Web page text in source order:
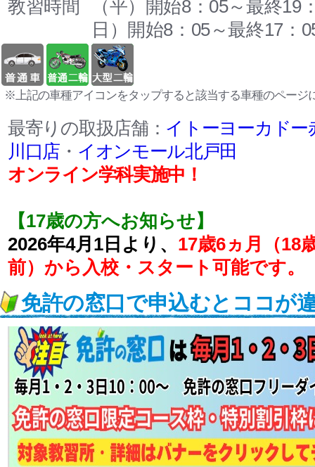
教習時間
（平）開始8：05～最終19
日）開始8：05～最終17：
※上記の車種アイコンをタップすると該当する車種のページ
最寄りの取扱店舗： イトーヨーカドー
川口店 ・ イオンモール北戸田
オンライン学科実施中！
【17歳の方へお知らせ】
2026年4月1日より、 17歳6ヵ月（18
前）から入校・スタート可能です。
免許の窓口で申込むとココが